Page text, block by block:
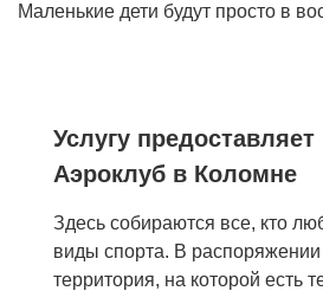
Маленькие дети будут просто в
Услугу предоставляет
Аэроклуб в Коломне
Здесь собираются все, кто
виды спорта. В распоряжении
территория, на которой есть